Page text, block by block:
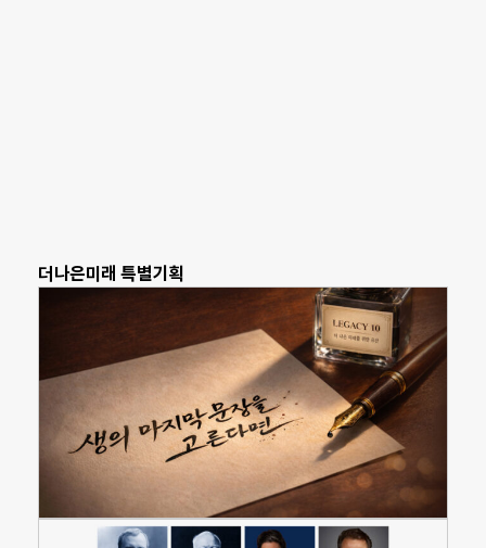
더나은미래 특별기획